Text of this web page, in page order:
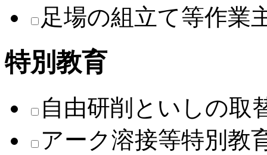
足場の組立て等作業
特別教育
自由研削といしの取
アーク溶接等特別教